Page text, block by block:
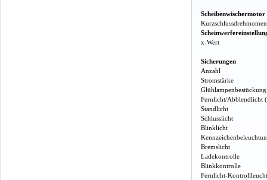
Scheibenwischermotor
x-Wert
Sicherungen
Anzahl
Stromstärke
Fernlicht/Abblendlicht
Standlicht
Schlusslicht
Blinklicht
Bremslicht
Ladekontrolle
Blinkkontrolle
Fernlicht-